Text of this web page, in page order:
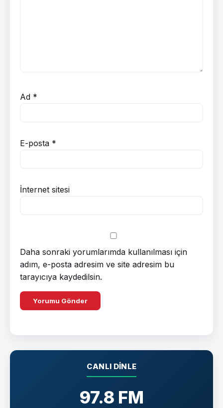
Ad *
E-posta *
İnternet sitesi
Daha sonraki yorumlarımda kullanılması için
adım, e-posta adresim ve site adresim bu
tarayıcıya kaydedilsin.
CANLI DINLE
97.8 FM